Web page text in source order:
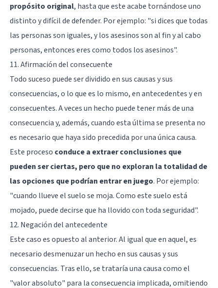
propósito original, hasta que este acabe tornándose uno
distinto y difícil de defender. Por ejemplo: "si dices que todas
las personas son iguales, y los asesinos son al fin y al cabo
personas, entonces eres como todos los asesinos".
11. Afirmación del consecuente
Todo suceso puede ser dividido en sus causas y sus
consecuencias, o lo que es lo mismo, en antecedentes y en
consecuentes. A veces un hecho puede tener más de una
consecuencia y, además, cuando esta última se presenta no
es necesario que haya sido precedida por una única causa.
Este proceso conduce a extraer conclusiones que
pueden ser ciertas, pero que no exploran la totalidad de
las opciones que podrían entrar en juego. Por ejemplo:
"cuando llueve el suelo se moja. Como este suelo está
mojado, puede decirse que ha llovido con toda seguridad".
12. Negación del antecedente
Este caso es opuesto al anterior. Al igual que en aquel, es
necesario desmenuzar un hecho en sus causas y sus
consecuencias. Tras ello, se trataría una causa como el
"valor absoluto" para la consecuencia implicada, omitiendo